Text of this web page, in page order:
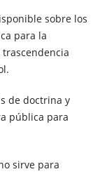
sobre los
para la
de doctrina y
pública para
sirve para